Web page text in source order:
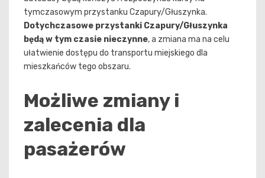
tymczasowym przystanku Czapury/Głuszynka.
Dotychczasowe przystanki Czapury/Głuszynka
będą w tym czasie nieczynne, a zmiana ma na celu
ułatwienie dostępu do transportu miejskiego dla
mieszkańców tego obszaru.
Możliwe zmiany i
zalecenia dla
pasażerów